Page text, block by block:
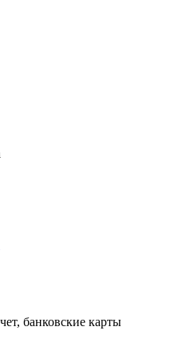
банковские карты